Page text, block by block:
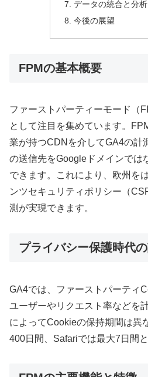
データの統合と分析
今後の展望
FPMの基本概要
ファーストパーティーモード（
として注目を集めています。
業が持つCDNを介してGA4の計
の送信先をGoogleドメインでは
できます。これにより、欧州を
ンツセキュリティポリシー（
測が実現できます。
プライバシー保護時代
GA4では、ファーストパーティ
ユーザーやリクエスト率などを
によってCookieの保持期間は異
400日間、Safariでは最大7日間